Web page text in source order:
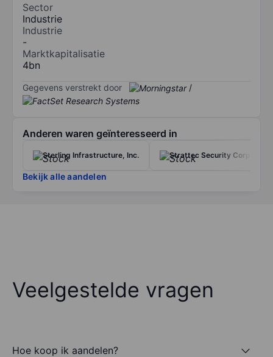
Sector
Industrie
Industrie
-
Marktkapitalisatie
4bn
Gegevens verstrekt door /
Anderen waren geïnteresseerd in
Sterling Infrastructure, Inc. Strattec Security Corp.
Bekijk alle aandelen
Veelgestelde vragen
Hoe koop ik aandelen?